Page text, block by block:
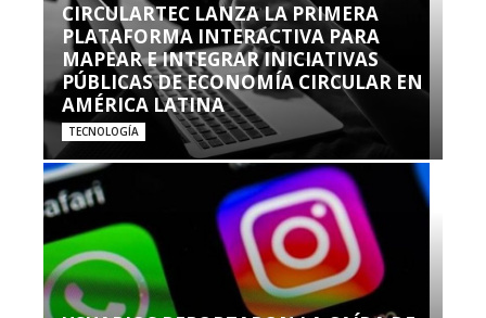
CIRCULARTEC LANZA LA PRIMERA
PLATAFORMA INTERACTIVA PARA
MAPEAR E INTEGRAR INICIATIVAS
PÚBLICAS DE ECONOMÍA CIRCULAR EN
AMÉRICA LATINA
TECNOLOGÍA